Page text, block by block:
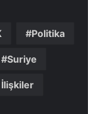
Politika
Suriye
İlişkiler